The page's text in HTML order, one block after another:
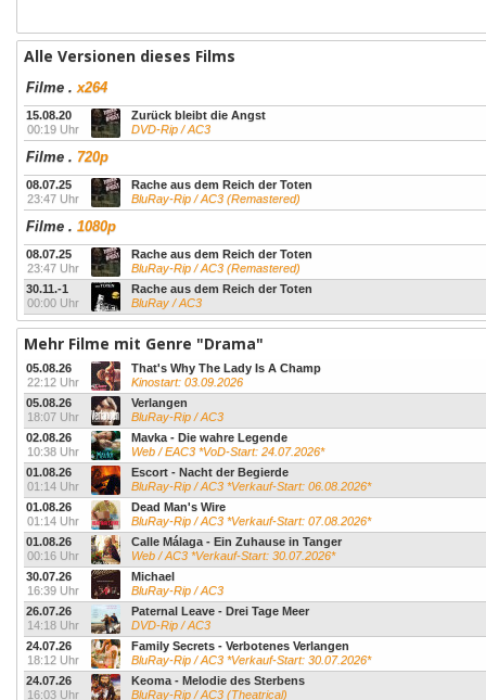
Alle Versionen dieses Films
Filme .x264
15.08.20
00:19 Uhr
Zurück bleibt die Angst
DVD-Rip / AC3
Filme . 720p
08.07.25
23:47 Uhr
Rache aus dem Reich der Toten
BluRay-Rip / AC3 (Remastered)
Filme . 1080p
08.07.25
23:47 Uhr
Rache aus dem Reich der Toten
BluRay-Rip / AC3 (Remastered)
30.11.-1
00:00 Uhr
Rache aus dem Reich der Toten
BluRay / AC3
Mehr Filme mit Genre "Drama"
05.08.26
22:12 Uhr
That's Why The Lady Is A Champ
Kinostart: 03.09.2026
05.08.26
18:07 Uhr
Verlangen
BluRay-Rip / AC3
02.08.26
10:38 Uhr
Mavka - Die wahre Legende
Web / EAC3 *VoD-Start: 24.07.2026*
01.08.26
01:14 Uhr
Escort - Nacht der Begierde
BluRay-Rip / AC3 *Verkauf-Start: 06.08.2026*
01.08.26
01:14 Uhr
Dead Man's Wire
BluRay-Rip / AC3 *Verkauf-Start: 07.08.2026*
01.08.26
00:16 Uhr
Calle Málaga - Ein Zuhause in Tanger
Web / AC3 *Verkauf-Start: 30.07.2026*
30.07.26
16:39 Uhr
Michael
BluRay-Rip / AC3
26.07.26
14:18 Uhr
Paternal Leave - Drei Tage Meer
DVD-Rip / AC3
24.07.26
18:12 Uhr
Family Secrets - Verbotenes Verlangen
BluRay-Rip / AC3 *Verkauf-Start: 30.07.2026*
24.07.26
16:03 Uhr
Keoma - Melodie des Sterbens
BluRay-Rip / AC3 (Theatrical)